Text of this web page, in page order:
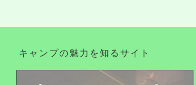
キャンプの魅力を知るサイト